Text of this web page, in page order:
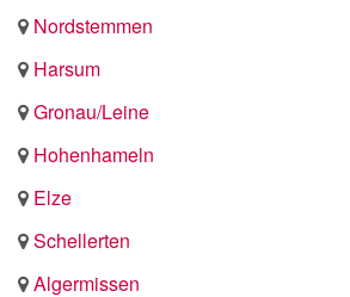
Nordstemmen
Harsum
Gronau/Leine
Hohenhameln
Elze
Schellerten
Algermissen